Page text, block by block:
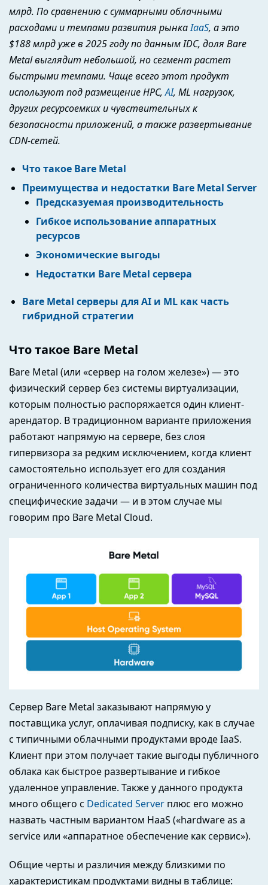
млрд. По сравнению с суммарными облачными
расходами и темпами развития рынкаIaaS, а это
$188 млрд уже в 2025 году по данным IDC, доля Bare
Metal выглядит небольшой, но сегмент растет
быстрыми темпами. Чаще всего этот продукт
используют под размещениеHPC,AI, ML нагрузок,
других ресурсоемких и чувствительных к
безопасности приложений, а также развертывание
CDN-сетей.
Что такое Bare Metal
Преимущества и недостатки Bare Metal Server
Предсказуемая производительность
Гибкое использование аппаратных
ресурсов
Экономические выгоды
Недостатки Bare Metal сервера
Bare Metal серверы для AI и ML как часть
гибридной стратегии
Что такое Bare Metal
Bare Metal (или «сервер на голом железе») — это
физический сервер без системы виртуализации,
которым полностью распоряжается один клиент-
арендатор. В традиционном варианте приложения
работают напрямую на сервере, без слоя
гипервизора за редким исключением, когда клиент
самостоятельно использует его для создания
ограниченного количества виртуальных машин под
специфические задачи — и в этом случае мы
говорим про Bare Metal Cloud.
Сервер Bare Metal заказывают напрямую у
поставщика услуг, оплачивая подписку, как в случае
с типичными облачными продуктами вроде IaaS.
Клиент при этом получает такие выгоды публичного
облака как быстрое развертывание и гибкое
удаленное управление. Также у данного продукта
много общего с Dedicated Server плюс его можно
назвать частным вариантом HaaS («hardware as a
service или «аппаратное обеспечение как сервис»).
Общие черты и различия между близкими по
характеристикам продуктами видны в таблице: